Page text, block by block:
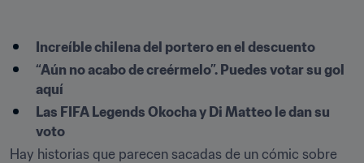
Increíble chilena del portero en el descuento
“Aún no acabo de creérmelo”. Puedes votar su gol
aquí
Las FIFA Legends Okocha y Di Matteo le dan su
voto
Hay historias que parecen sacadas de un cómic sobre